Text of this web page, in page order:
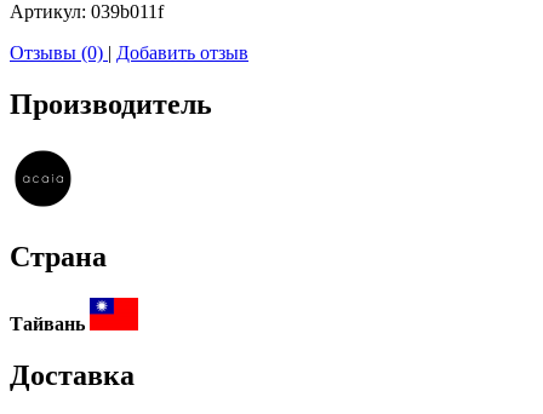
Артикул: 039b011f
Отзывы (0) | Добавить отзыв
Производитель
Страна
Тайвань
Доставка